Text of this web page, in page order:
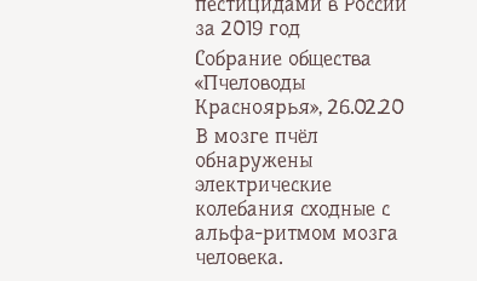
за 2019 год
Собрание общества
«Пчеловоды
Красноярья», 26.02.20
В мозге пчёл
обнаружены
электрические
колебания сходные с
альфа-ритмом мозга
человека.